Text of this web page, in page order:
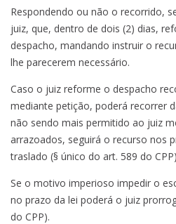
Respondendo ou não o recorrido,
juiz, que, dentro de dois (2) dias,
despacho, mandando instruir o
lhe parecerem necessário.
Caso o juiz reforme o despacho
mediante petição, poderá recorrer
não sendo mais permitido ao juiz
arrazoados, seguirá o recurso nos
traslado (§ único do art. 589 do
Se o motivo imperioso impedir o
no prazo da lei poderá o juiz
do CPP).